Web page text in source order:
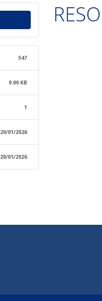
547
0.00 KB
1
20/01/2026
20/01/2026